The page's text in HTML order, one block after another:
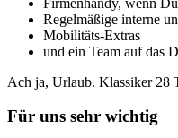
Regelmäßige interne
Mobilitäts-Extras
und ein Team auf das
Ach ja, Urlaub. Klassiker 28
Für uns sehr wichtig